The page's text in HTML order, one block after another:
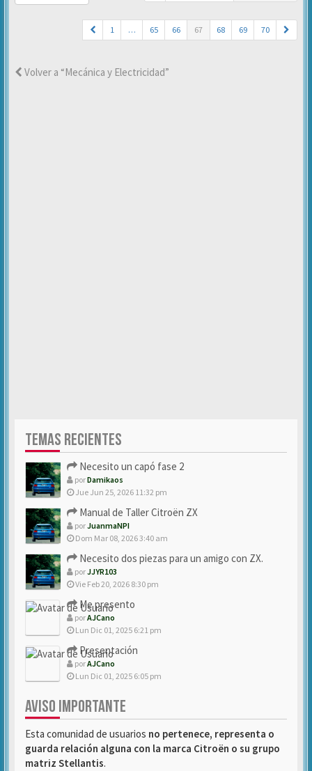
1 … 65 66 67 68 69 70
Volver a “Mecánica y Electricidad”
TEMAS RECIENTES
Necesito un capó fase 2
porDamikaos
Jue Jun 25, 2026 11:32 pm
Manual de Taller Citroën ZX
porJuanmaNPI
Dom Mar 08, 2026 3:40 am
Necesito dos piezas para un amigo con ZX.
porJJYR103
Vie Feb 20, 2026 8:30 pm
Me presento
porAJCano
Lun Dic 01, 2025 6:21 pm
Presentación
porAJCano
Lun Dic 01, 2025 6:05 pm
AVISO IMPORTANTE
Esta comunidad de usuarios no pertenece, representa o
guarda relación alguna con la marca Citroën o su grupo
matriz Stellantis.